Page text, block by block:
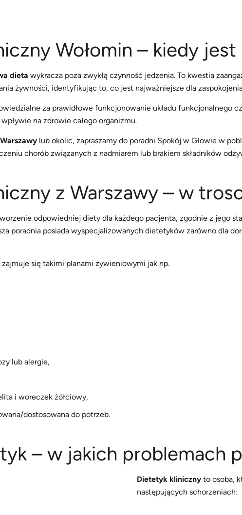
Wołomin – kiedy
dieta wykracza poza zwykłą czynność jedzenia. To kwestia
żywności, identyfikując to, co jest najważniejsze dla
za prawidłowe funkcjonowanie układu funkcjonalnego
na zdrowie całego organizmu.
lub okolic, zapraszamy do poradni Spokój w Głowie w
chorób związanych z nadmiarem lub brakiem składników
z Warszawy – w
odpowiedniej diety dla każdego pacjenta, zgodnie z jego
poradnia posiada wyspecjalizowanych dietetyków zarówno dla
zajmuje się takimi planami żywieniowymi jak np.
lub alergie,
i woreczek żółciowy,
dostosowana do potrzeb.
– w jakich problemach
Dietetyk kliniczny to osoba,
następujących schorzeniach: